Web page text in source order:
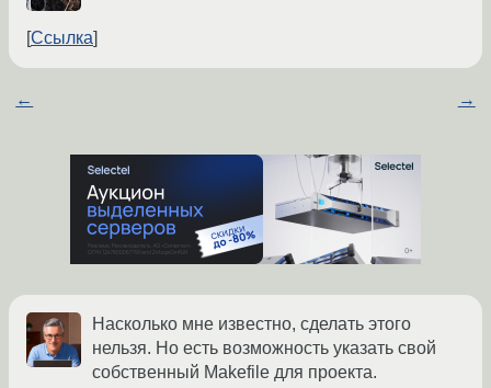
Ссылка
← →
Насколько мне известно, сделать этого
нельзя. Но есть возможность указать свой
собственный Makefile для проекта.